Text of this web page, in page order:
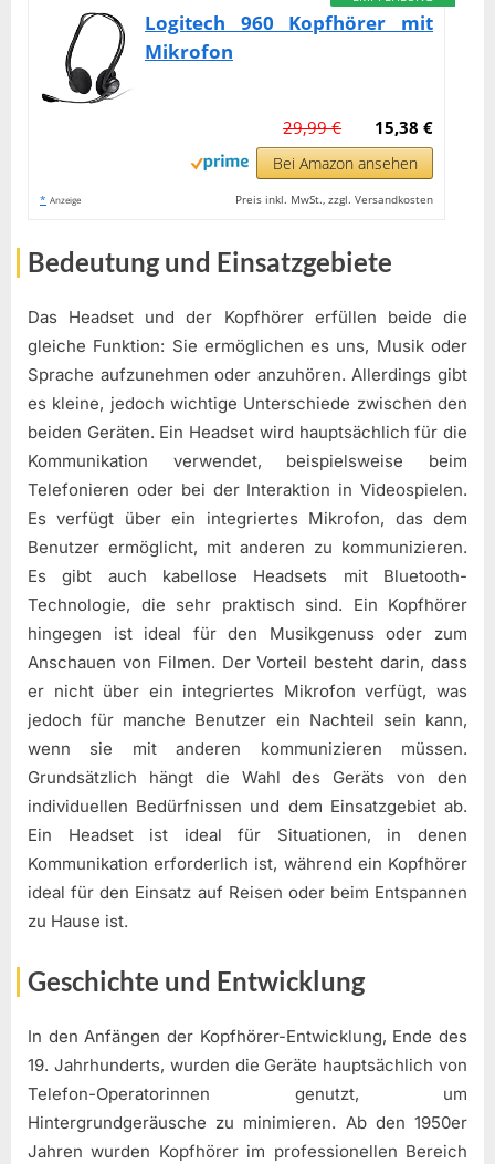
Logitech 960 Kopfhörer mit
Mikrofon
15,38 €
29,99 €
Bei Amazon ansehen
* Anzeige Preis inkl. MwSt., zzgl. Versandkosten
Bedeutung und Einsatzgebiete
Das Headset und der Kopfhörer erfüllen beide die
gleiche Funktion: Sie ermöglichen es uns, Musik oder
Sprache aufzunehmen oder anzuhören. Allerdings gibt
es kleine, jedoch wichtige Unterschiede zwischen den
beiden Geräten. Ein Headset wird hauptsächlich für die
Kommunikation verwendet, beispielsweise beim
Telefonieren oder bei der Interaktion in Videospielen.
Es verfügt über ein integriertes Mikrofon, das dem
Benutzer ermöglicht, mit anderen zu kommunizieren.
Es gibt auch kabellose Headsets mit Bluetooth-
Technologie, die sehr praktisch sind. Ein Kopfhörer
hingegen ist ideal für den Musikgenuss oder zum
Anschauen von Filmen. Der Vorteil besteht darin, dass
er nicht über ein integriertes Mikrofon verfügt, was
jedoch für manche Benutzer ein Nachteil sein kann,
wenn sie mit anderen kommunizieren müssen.
Grundsätzlich hängt die Wahl des Geräts von den
individuellen Bedürfnissen und dem Einsatzgebiet ab.
Ein Headset ist ideal für Situationen, in denen
Kommunikation erforderlich ist, während ein Kopfhörer
ideal für den Einsatz auf Reisen oder beim Entspannen
zu Hause ist.
Geschichte und Entwicklung
In den Anfängen der Kopfhörer-Entwicklung, Ende des
19. Jahrhunderts, wurden die Geräte hauptsächlich von
Telefon-Operatorinnen genutzt, um
Hintergrundgeräusche zu minimieren. Ab den 1950er
Jahren wurden Kopfhörer im professionellen Bereich